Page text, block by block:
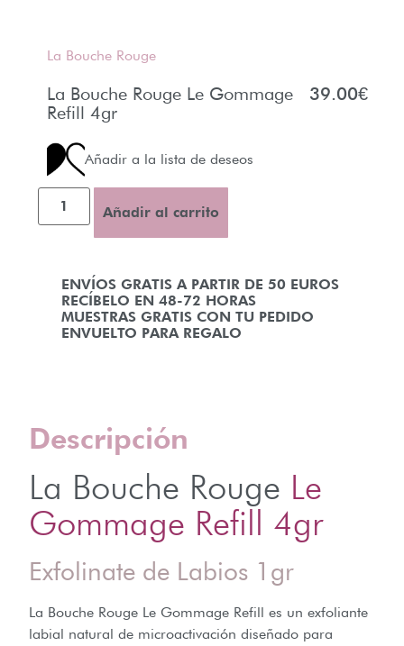
La Bouche Rouge
La Bouche Rouge Le Gommage
Refill 4gr
39.00€
Añadir a la lista de deseos
ENVÍOS GRATIS A PARTIR DE 50 EUROS
RECÍBELO EN 48-72 HORAS
MUESTRAS GRATIS CON TU PEDIDO
ENVUELTO PARA REGALO
Añadir al carrito
Descripción
La Bouche Rouge Le
Gommage Refill 4gr
Exfolinate de Labios 1gr
La Bouche Rouge Le Gommage Refill es un exfoliante
labial natural de microactivación diseñado para